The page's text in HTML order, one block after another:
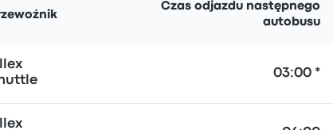
Czas odjazdu następnego
autobusu
03:00 *